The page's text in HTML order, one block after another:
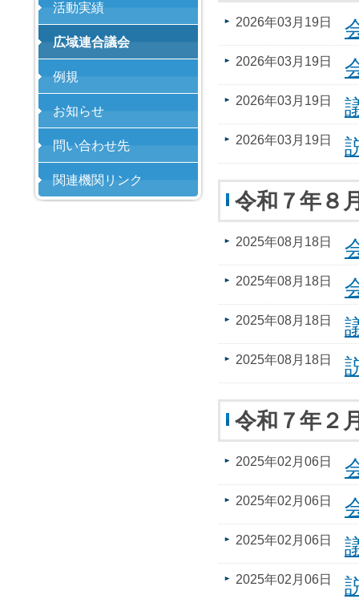
2026年03月19日
2026年03月19日
2026年03月19日
2026年03月19日
令和７年８
2025年08月18日
2025年08月18日
2025年08月18日
2025年08月18日
令和７年２
2025年02月06日
2025年02月06日
2025年02月06日
2025年02月06日
活動実績
広域連合議会
例規
お知らせ
問い合わせ先
関連機関リンク